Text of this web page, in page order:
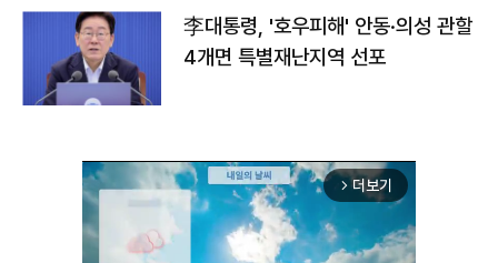
李대통령, '호우피해' 안동·의성 관할
4개면 특별재난지역 선포
arrow_forward_ios 더보기